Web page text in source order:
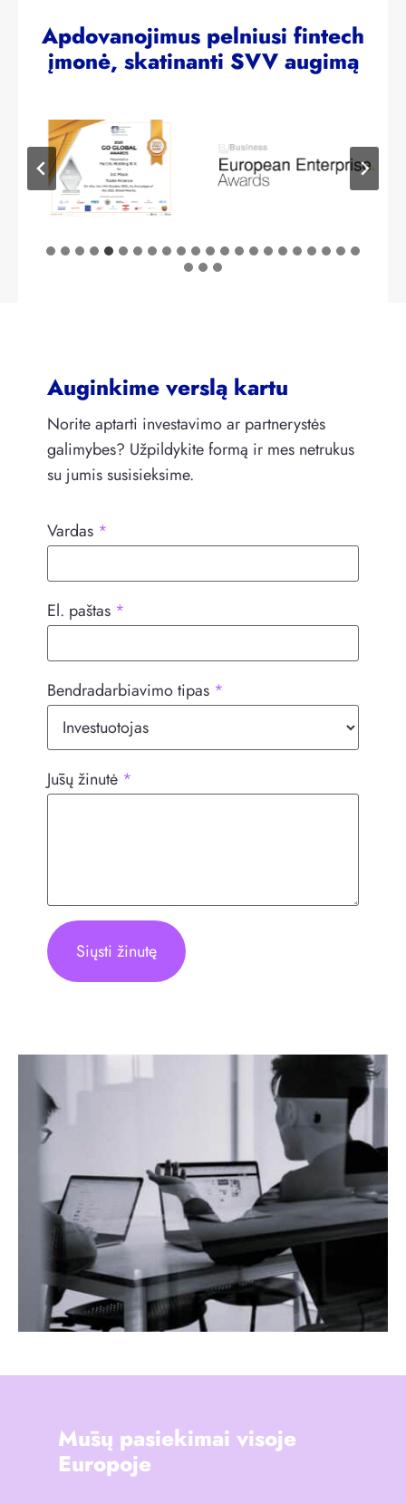
Apdovanojimus pelniusi fintech
įmonė, skatinanti SVV augimą
Auginkime verslą kartu
Norite aptarti investavimo ar partnerystės
galimybes? Užpildykite formą ir mes netrukus
su jumis susisieksime.
Vardas *
El. paštas *
Bendradarbiavimo tipas *
Jūsų žinutė *
Siųsti žinutę
Mūsų pasiekimai visoje
Europoje